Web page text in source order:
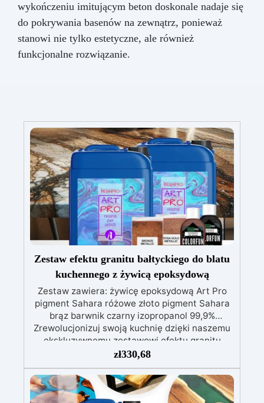
wykończeniu imitującym beton doskonale nadaje się
do pokrywania basenów na zewnątrz, ponieważ
stanowi nie tylko estetyczne, ale również
funkcjonalne rozwiązanie.
Zestaw efektu granitu bałtyckiego do blatu
kuchennego z żywicą epoksydową
Zestaw zawiera: żywicę epoksydową Art Pro
pigment Sahara różowe złoto pigment Sahara
brąz barwnik czarny izopropanol 99,9%
Zrewolucjonizuj swoją kuchnię dzięki naszemu
ekskluzywnemu zestawowi efektu granitu
Morze Bałtyckie w kolorze brązowym na blat
kuchenny z żywicy epoksydowej. Dzięki
swojemu luksusowemu wykończeniu i
niezrównanej wytrzymałości, ten zestaw
zł330,68